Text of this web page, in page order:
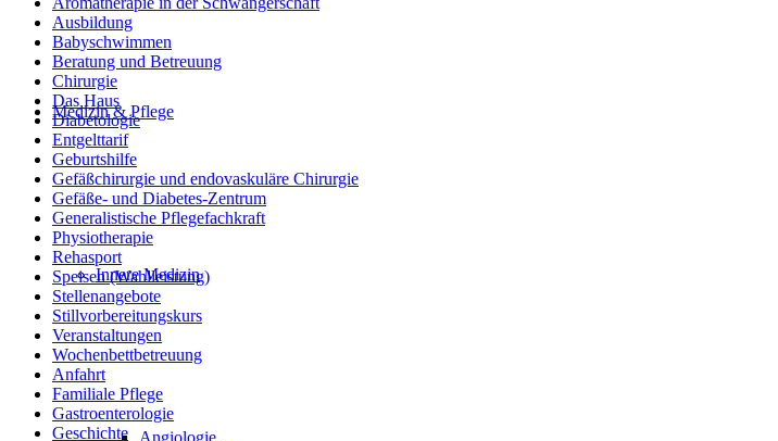
Medizin & Pflege
Innere Medizin
Angiologie
Ausbildung
Babyschwimmen
Beratung und Betreuung
Chirurgie
Das Haus
Diabetologie
Entgelttarif
Geburtshilfe
Gefäßchirurgie und endovaskuläre Chirurgie
Gefäße- und Diabetes-Zentrum
Generalistische Pflegefachkraft
Physiotherapie
Rehasport
Speisen (Wahlleistung)
Stellenangebote
Stillvorbereitungskurs
Veranstaltungen
Wochenbettbetreuung
Anfahrt
Familiale Pflege
Gastroenterologie
Geschichte